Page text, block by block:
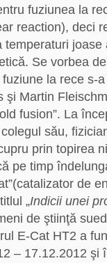
fuziunea la
reaction), deci
Se vorbea
la rece s-
şi Martin
fusion”. La
său,
prin topirea
pe timp
de
„Indicii unei
de ştiinţă
E-Cat HT2 a
– 17.12.2012 şi